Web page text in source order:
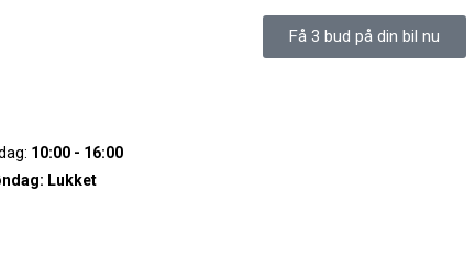
Få 3 bud på din bil nu
10:00 - 16:00
Lukket